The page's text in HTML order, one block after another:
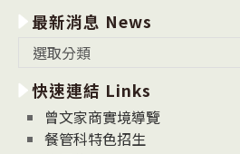
最新消息 News
消
息
News
選取分類
快速連結 Links
曾文家商實境導覽
餐管科特色招生